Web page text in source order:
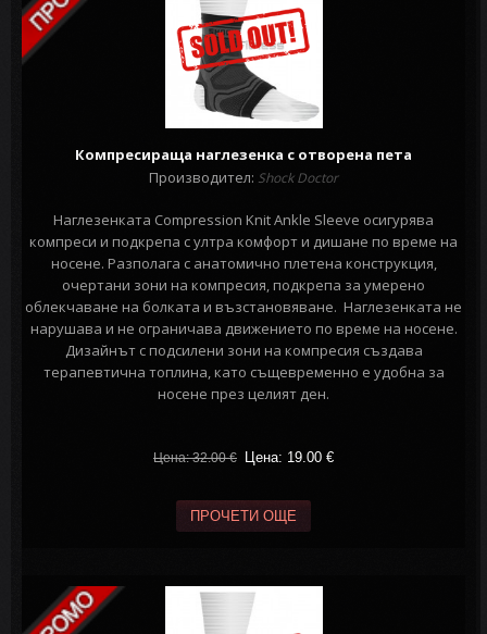
Компресираща наглезенка с отворена пета
Производител: Shock Doctor
Наглезенката Compression Knit Ankle Sleeve осигурява
компреси и подкрепа с ултра комфорт и дишане по време на
носене. Разполага с анатомично плетена конструкция,
очертани зони на компресия, подкрепа за умерено
облекчаване на болката и възстановяване. Наглезенката не
нарушава и не ограничава движението по време на носене.
Дизайнът с подсилени зони на компресия създава
терапевтична топлина, като същевременно е удобна за
носене през целият ден.
Цена: 32.00€ Цена: 19.00 €
ПРОЧЕТИ ОЩЕ